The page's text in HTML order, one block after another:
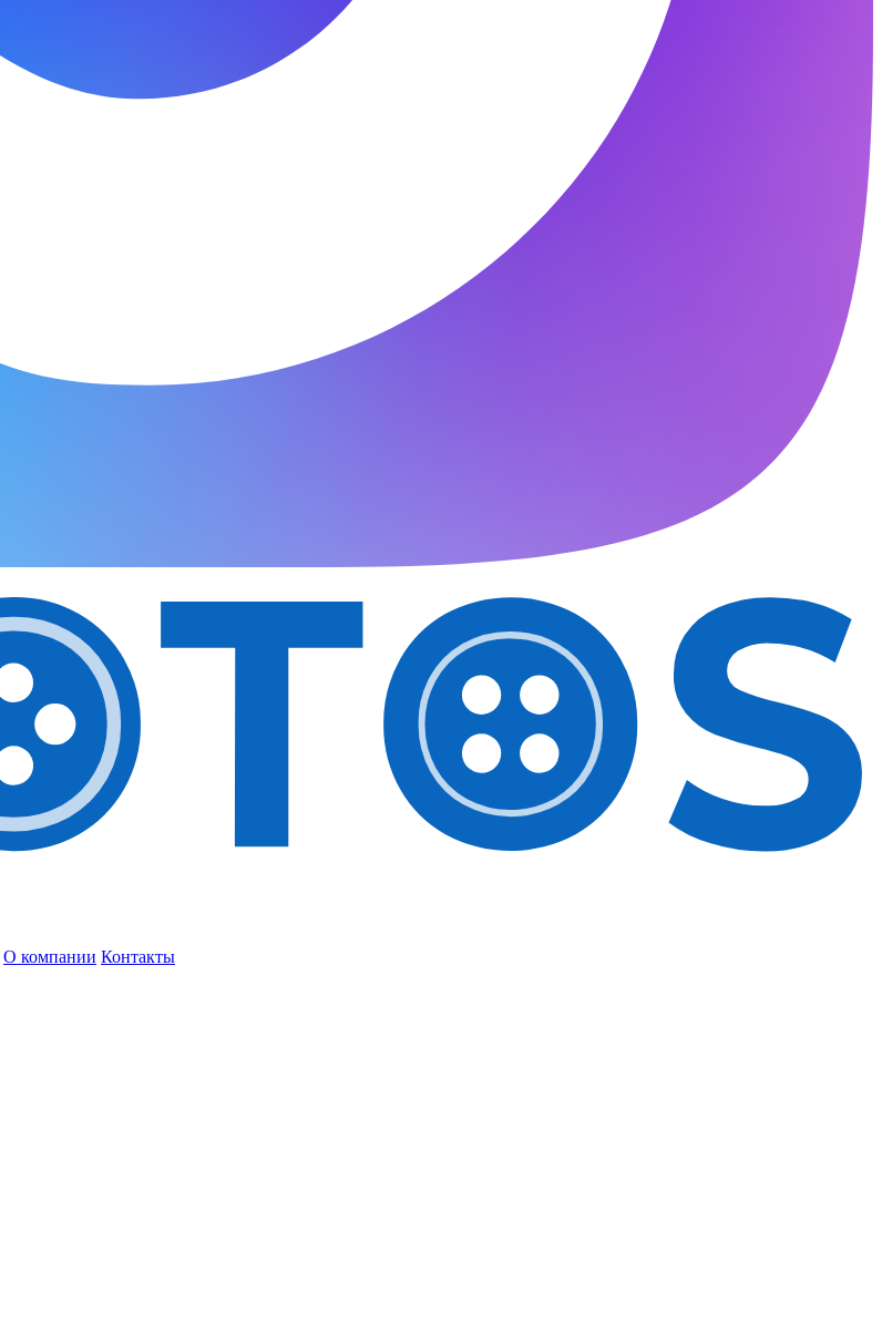
О компании Контакты